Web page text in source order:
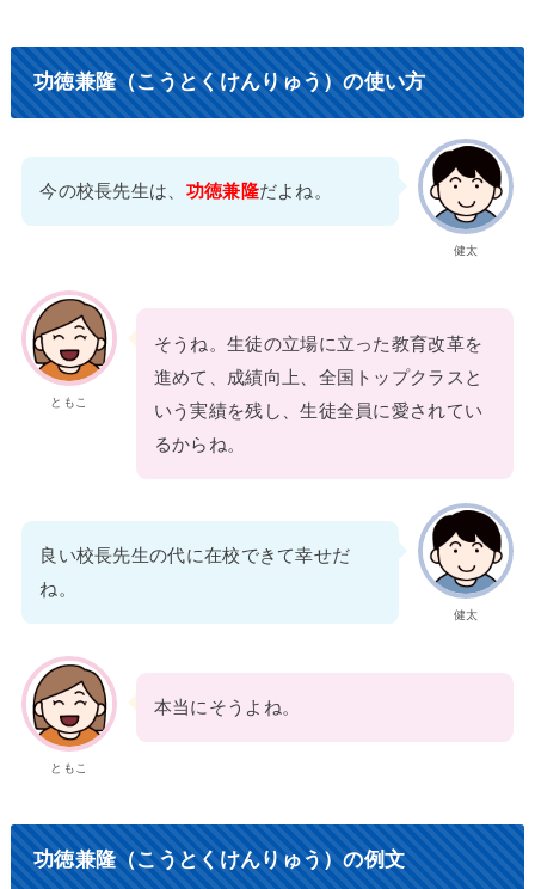
功徳兼隆（こうとくけんりゅう）の使い方
健太
今の校長先生は、 功徳兼隆だよね。
ともこ
そうね。生徒の立場に立った教育改革を
進めて、成績向上、全国トップクラスと
いう実績を残し、生徒全員に愛されてい
るからね。
健太
良い校長先生の代に在校できて幸せだ
ね。
ともこ
本当にそうよね。
功徳兼隆（こうとくけんりゅう）の例文